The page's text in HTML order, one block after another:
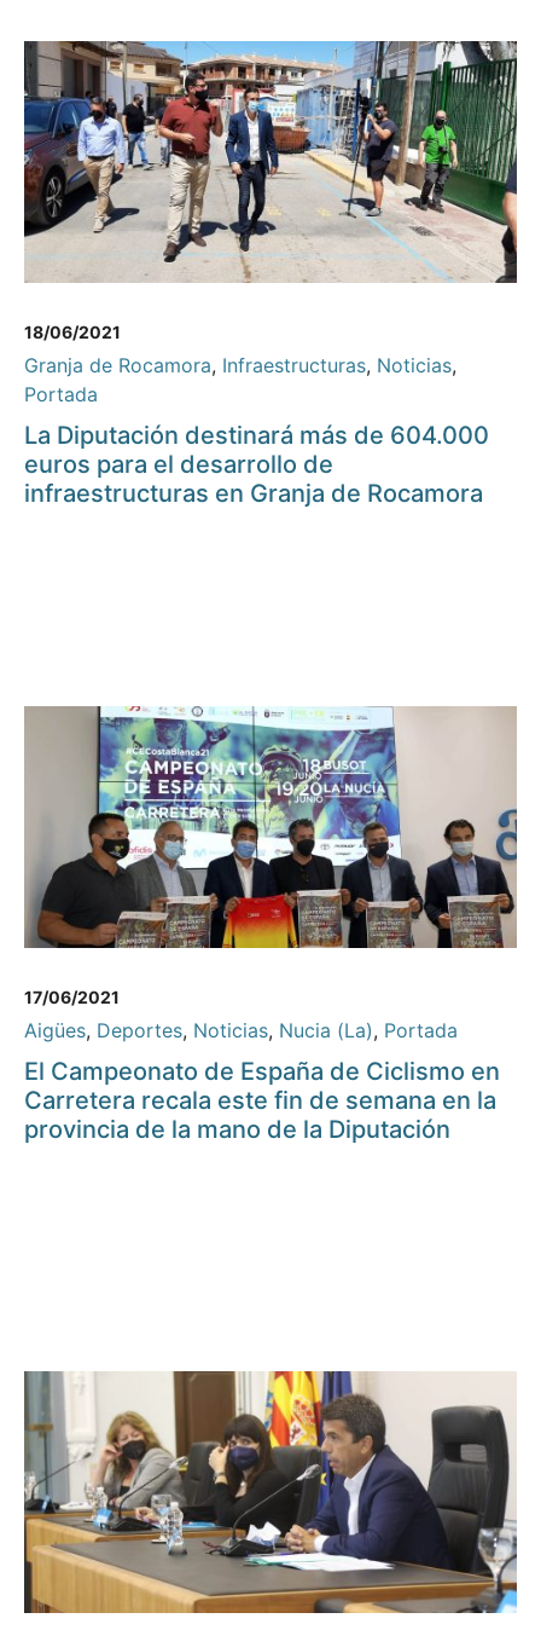
18/06/2021
Granja de Rocamora, Infraestructuras, Noticias,
Portada
La Diputación destinará más de 604.000
euros para el desarrollo de
infraestructuras en Granja de Rocamora
17/06/2021
Aigües, Deportes, Noticias, Nucia (La), Portada
El Campeonato de España de Ciclismo en
Carretera recala este fin de semana en la
provincia de la mano de la Diputación